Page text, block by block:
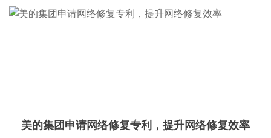
美的集团申请网络修复专利，提升网络修复效率